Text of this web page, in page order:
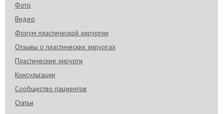
Фото
Видео
Форум пластической хирургии
Отзывы о пластических хирургах
Пластические хирурги
Консультации
Сообщество пациентов
Статьи